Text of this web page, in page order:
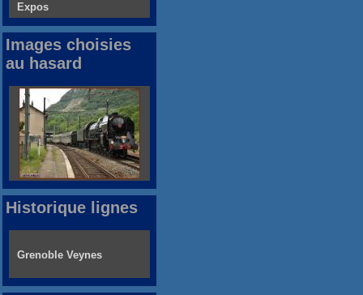
Expos
Images choisies
au hasard
Historique lignes
Grenoble Veynes